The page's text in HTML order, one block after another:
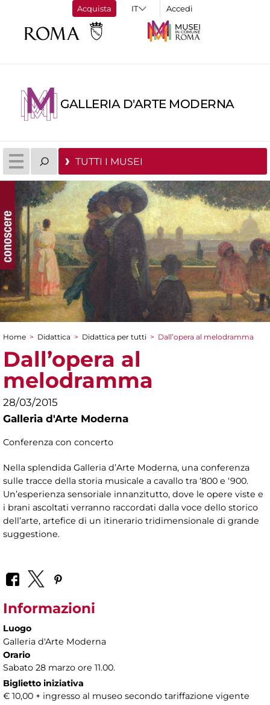
Acquista Accedi
GALLERIA D'ARTE MODERNA
TUTTI I MUSEI
Tu sei qui
Home > Didattica > Didattica per tutti > Dall’opera al melodramma
Dall’opera al
melodramma
28/03/2015
Galleria d'Arte Moderna
Conferenza con concerto
Nella splendida Galleria d’Arte Moderna, una conferenza
sulle tracce della storia musicale a cavallo tra ‘800 e ‘900.
Un’esperienza sensoriale innanzitutto, dove le opere viste e
i brani ascoltati verranno raccordati dalla voce dello storico
dell’arte, artefice di un itinerario tridimensionale di grande
suggestione.
Informazioni
Luogo
Galleria d'Arte Moderna
Orario
Sabato 28 marzo ore 11.00.
Biglietto iniziativa
€ 10,00 + ingresso al museo secondo tariffazione vigente